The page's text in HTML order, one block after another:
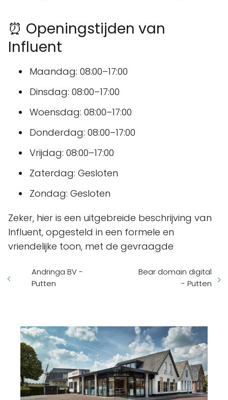
⏰ Openingstijden van
Influent
Maandag: 08:00–17:00
Dinsdag: 08:00–17:00
Woensdag: 08:00–17:00
Donderdag: 08:00–17:00
Vrijdag: 08:00–17:00
Zaterdag: Gesloten
Zondag: Gesloten
Zeker, hier is een uitgebreide beschrijving van
Influent, opgesteld in een formele en
vriendelijke toon, met de gevraagde
Andringa BV -
Putten
Bear domain digital
- Putten